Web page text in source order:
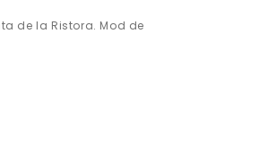
de la Ristora. Mod de